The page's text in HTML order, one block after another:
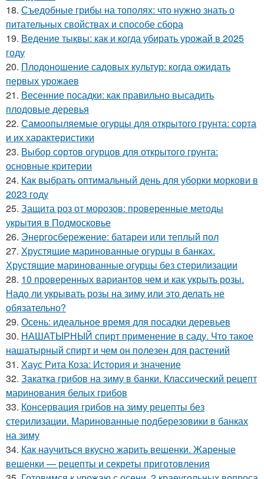
18. Съедобные грибы на тополях: что нужно знать о
питательных свойствах и способе сбора
19. Ведение тыквы: как и когда убирать урожай в 2025
году
20. Плодоношение садовых культур: когда ожидать
первых урожаев
21. Весенние посадки: как правильно высадить
плодовые деревья
22. Самоопыляемые огурцы для открытого грунта: сорта
и их характеристики
23. Выбор сортов огурцов для открытого грунта:
основные критерии
24. Как выбрать оптимальный день для уборки моркови в
2023 году
25. Защита роз от морозов: проверенные методы
укрытия в Подмосковье
26. Энергосбережение: батареи или теплый пол
27. Хрустящие маринованные огурцы в банках.
Хрустящие маринованные огурцы без стерилизации
28. 10 проверенных вариантов чем и как укрыть розы.
Надо ли укрывать розы на зиму или это делать не
обязательно?
29. Осень: идеальное время для посадки деревьев
30. НАШАТЫРНЫЙ спирт применение в саду. Что такое
нашатырный спирт и чем он полезен для растений
31. Хаус Рита Коза: История и значение
32. Закатка грибов на зиму в банки. Классический рецепт
маринования белых грибов
33. Консервация грибов на зиму рецепты без
стерилизации. Маринованные подберезовики в банках
на зиму
34. Как научиться вкусно жарить вешенки. Жареные
вешенки — рецепты и секреты приготовления